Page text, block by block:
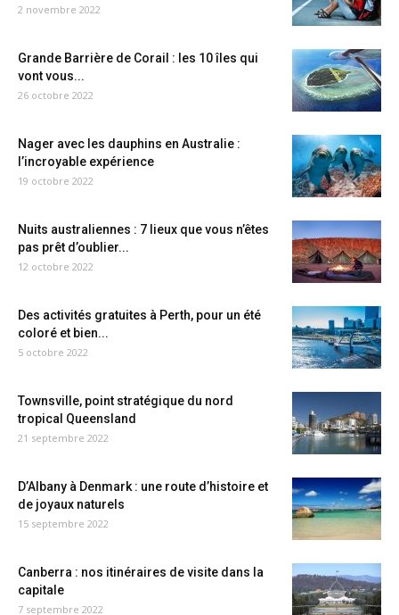
2 novembre 2022
Grande Barrière de Corail : les 10 îles qui
vont vous...
26 octobre 2022
Nager avec les dauphins en Australie :
l’incroyable expérience
19 octobre 2022
Nuits australiennes : 7 lieux que vous n’êtes
pas prêt d’oublier...
12 octobre 2022
Des activités gratuites à Perth, pour un été
coloré et bien...
5 octobre 2022
Townsville, point stratégique du nord
tropical Queensland
21 septembre 2022
D’Albany à Denmark : une route d’histoire et
de joyaux naturels
15 septembre 2022
Canberra : nos itinéraires de visite dans la
capitale
7 septembre 2022